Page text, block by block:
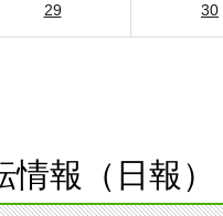
29 30
報（日報）